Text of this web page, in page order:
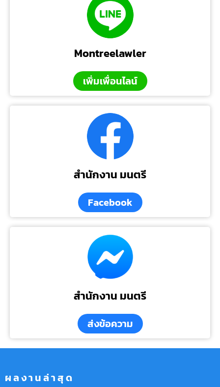
Montreelawler
เพิ่มเพื่อนไลน์
สำนักงาน มนตรี
Facebook
สำนักงาน มนตรี
ส่งข้อความ
ผลงานล่าสุด